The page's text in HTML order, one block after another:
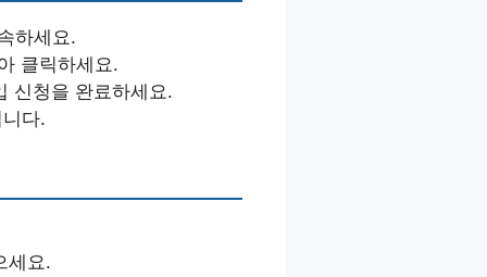
하세요.
클릭하세요.
신청을 완료하세요.
다.
세요.